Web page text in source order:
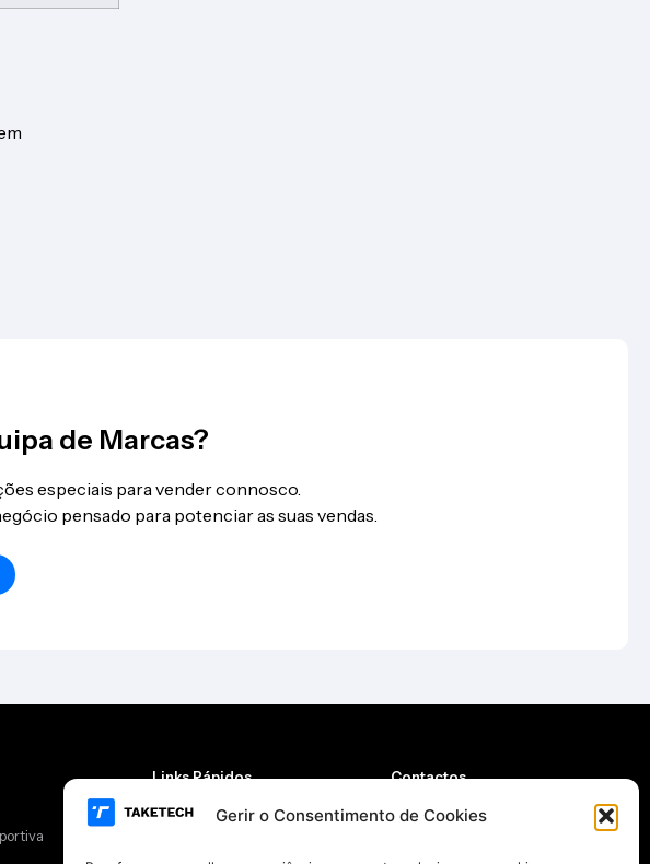
Gerir o Consentimento de Cookies
de Marcas?
especiais para vender connosco.
pensado para potenciar as suas vendas.
Links Rápidos
Contactos
Contactos
geral@taketech.pt